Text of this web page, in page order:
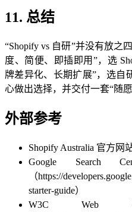
11. 总结
“Shopify vs 自研”并没有放之
度、简便、即插即用”，选
牌差异化、长期扩展”，选自
心做出选择，并交付一套“随
外部参考
Shopify Australia 官方网
Google Search
（https://
starter-guide）
W3C